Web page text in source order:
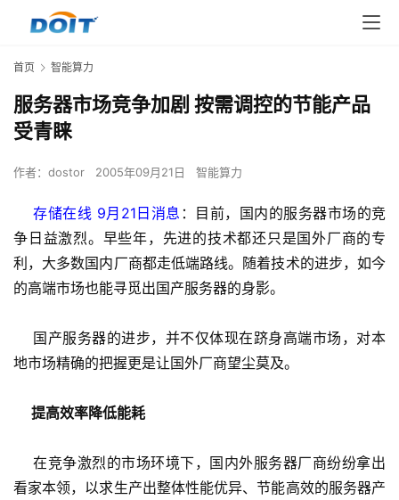
首页 智能算力
服务器市场竞争加剧 按需调控的节能产品
受青睐
作者： dostor 2005年09月21日 智能算力
存储在线 9月21日消息 ：目前，国内的服务器市场的竞
争日益激烈。早些年，先进的技术都还只是国外厂商的专
利，大多数国内厂商都走低端路线。随着技术的进步，如今
的高端市场也能寻觅出国产服务器的身影。
国产服务器的进步，并不仅体现在跻身高端市场，对本
地市场精确的把握更是让国外厂商望尘莫及。
提高效率降低能耗
在竞争激烈的市场环境下，国内外服务器厂商纷纷拿出
看家本领，以求生产出整体性能优异、节能高效的服务器产